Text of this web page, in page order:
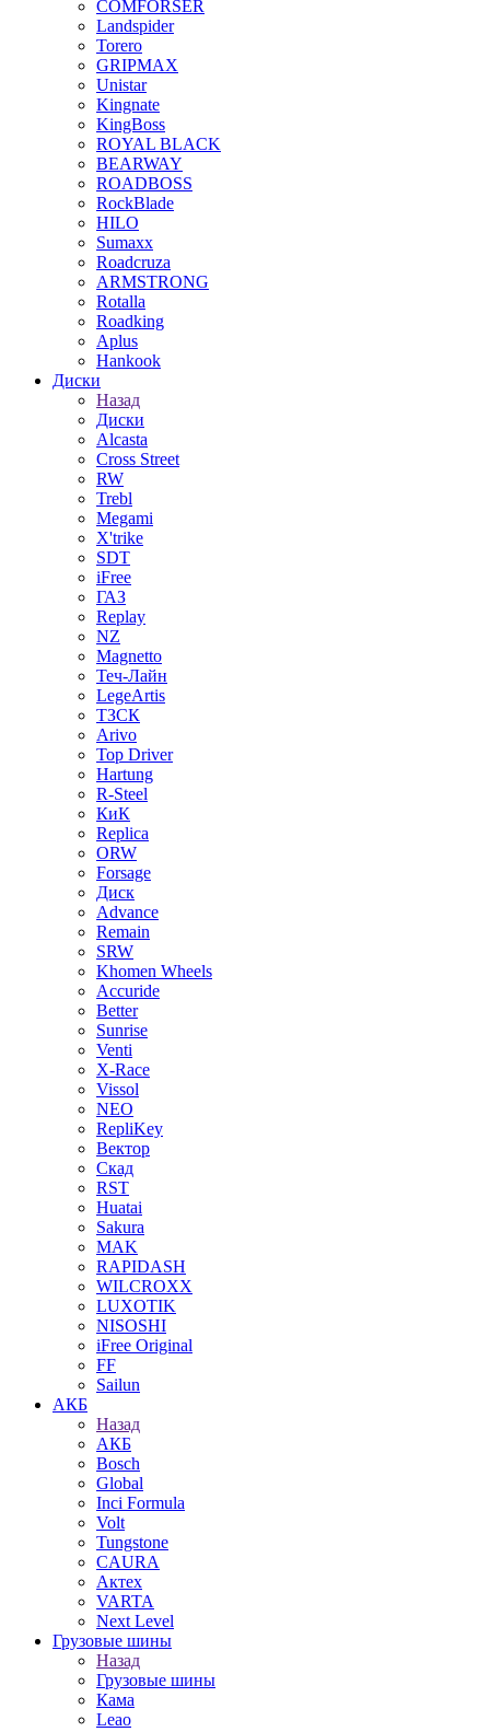
COMFORSER
Landspider
Torero
GRIPMAX
Unistar
Kingnate
KingBoss
ROYAL BLACK
BEARWAY
ROADBOSS
RockBlade
HILO
Sumaxx
Roadcruza
ARMSTRONG
Rotalla
Roadking
Aplus
Hankook
Диски
Назад
Диски
Alcasta
Cross Street
RW
Trebl
Megami
X'trike
SDT
iFree
ГАЗ
Replay
NZ
Magnetto
Теч-Лайн
LegeArtis
ТЗСК
Arivo
Top Driver
Hartung
R-Steel
КиК
Replica
ORW
Forsage
Диск
Advance
Remain
SRW
Khomen Wheels
Accuride
Better
Sunrise
Venti
X-Race
Vissol
NEO
RepliKey
Вектор
Скад
RST
Huatai
Sakura
MAK
RAPIDASH
WILCROXX
LUXOTIK
NISOSHI
iFree Original
FF
Sailun
АКБ
Назад
АКБ
Bosch
Global
Inci Formula
Volt
Tungstone
CAURA
Актех
VARTA
Next Level
Грузовые шины
Назад
Грузовые шины
Кама
Leao